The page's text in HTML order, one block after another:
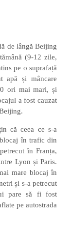
de lângă Beijing
(9-12 zile,
pe o suprafață
apă și mâncare
ori mai mari, și
a fost cauzat
că ceea ce s-a
în trafic din
în Franța,
Lyon și Paris.
mare blocaj în
și s-a petrecut
pare să fi fost
pe autostrada